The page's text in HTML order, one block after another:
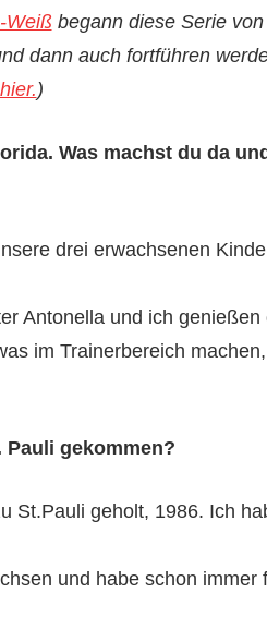
Weiß begann diese Serie
dann auch fortführen
)
Was machst du da
drei erwachsenen
Antonella und ich genießen
im Trainerbereich
Pauli gekommen?
St.Pauli geholt, 1986. Ich
und habe schon immer